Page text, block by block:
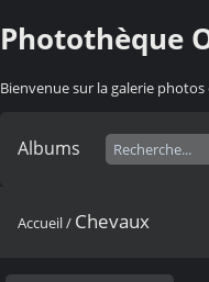
Photothèque
Bienvenue sur la galerie
Albums
Accueil/ Chevaux